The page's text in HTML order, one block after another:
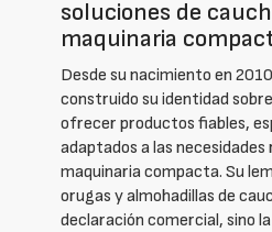
soluciones de
maquinaria
Desde su nacimiento en
construido su identidad
ofrecer productos fiables,
adaptados a las
maquinaria compacta. Su
orugas y almohadillas de
declaración comercial, sino